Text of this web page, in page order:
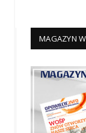
MAGAZYN